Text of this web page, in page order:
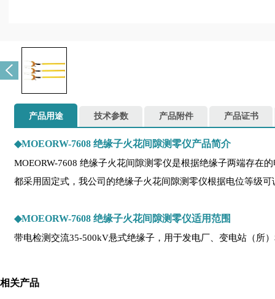
产品用途 技术参数 产品附件 产品证书
◆MOEORW-7608 绝缘子火花间隙测零仪产品简介
MOEORW-7608 绝缘子火花间隙测零仪是根据绝缘子两端存在
都采用固定式，我公司的绝缘子火花间隙测零仪根据电位等级
◆MOEORW-7608 绝缘子火花间隙测零仪适用范围
带电检测交流35-500kV悬式绝缘子，用于发电厂、变电站（所
相关产品